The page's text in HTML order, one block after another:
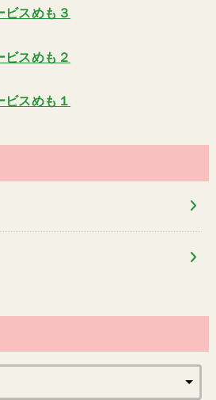
ビスめも３
ビスめも２
ビスめも１